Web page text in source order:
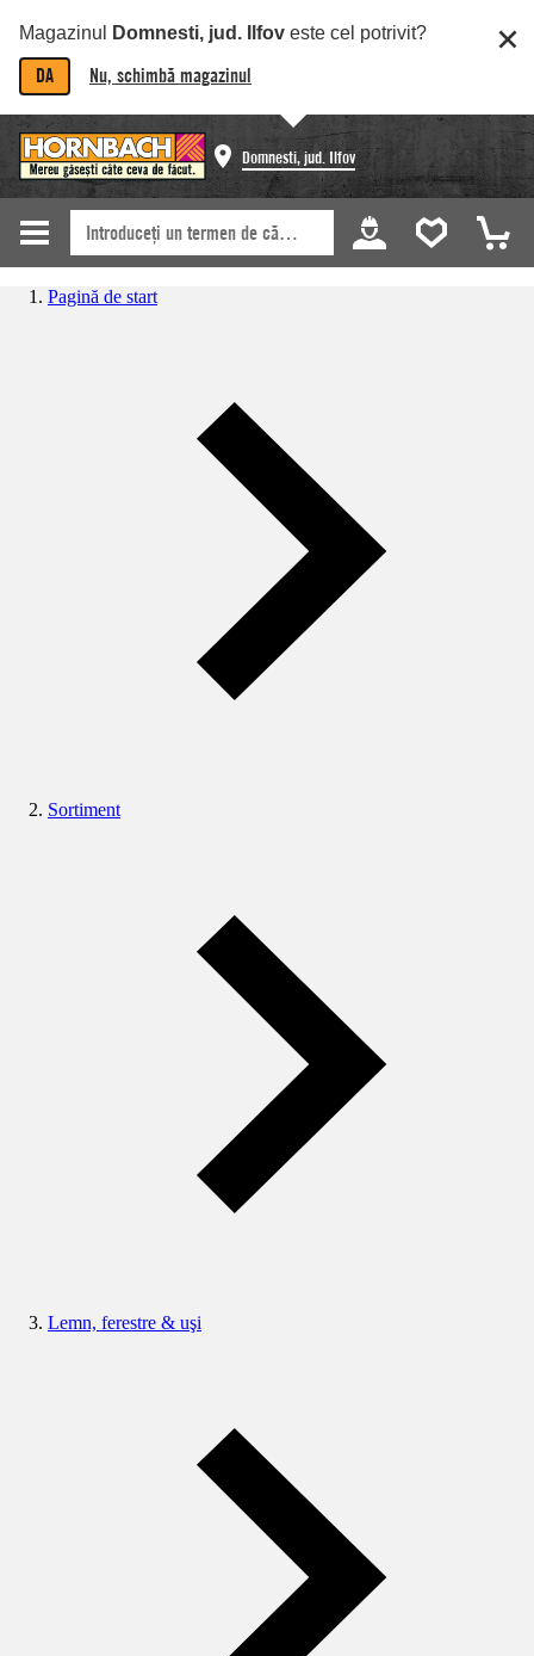
Magazinul Domnesti, jud. Ilfov este cel potrivit?
DA Nu, schimbă magazinul
Domnesti, jud. Ilfov
Pagină de start
Sortiment
Lemn, ferestre & uşi